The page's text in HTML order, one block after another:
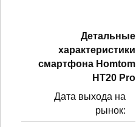
Детальные
характеристики
смартфонa Homtom
HT20 Pro
Дата выхода на
рынок: